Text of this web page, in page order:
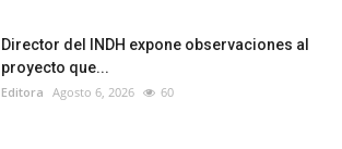
Director del INDH expone observaciones al
proyecto que...
Editora Agosto 6, 2026 60